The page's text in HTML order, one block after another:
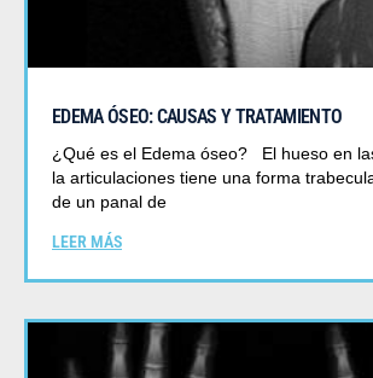
EDEMA ÓSEO: CAUSAS Y TRATAMIENTO
¿Qué es el Edema óseo? El hueso en
la articulaciones tiene una forma
de un panal de
LEER MÁS